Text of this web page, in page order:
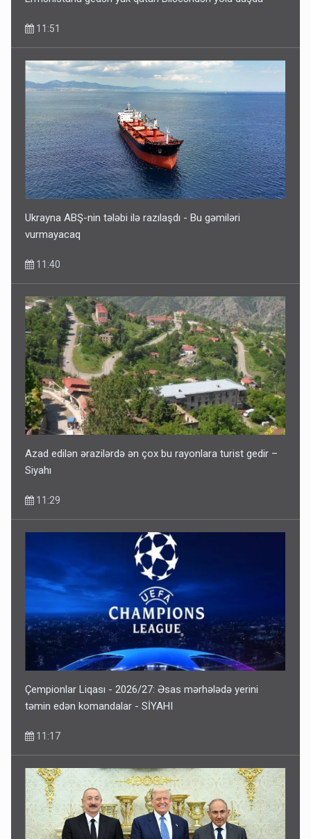
Gedişi var, dönüşü yox: Bakı-Tbilisi-Bakı qatarına bilet
satışından böyük narazılıq
Geri çağırılan səfir Abel Məhərrəmovun oğludur - DOSYE
7 Avqust 14:07
11:51
Ukrayna ABŞ-nin tələbi ilə razılaşdı - Bu gəmiləri
vurmayacaq
11:40
Azad edilən ərazilərdə ən çox bu rayonlara turist gedir –
Siyahı
11:29
Çempionlar Liqası - 2026/27: Əsas mərhələdə yerini
təmin edən komandalar - SİYAHI
11:17